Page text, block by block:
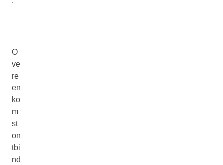
O
ve
re
en
ko
m
st
on
tbi
nd